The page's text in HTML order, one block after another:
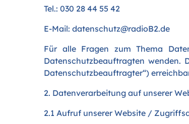
Tel.: 030 28 44 55 42
E-Mail: datenschutz@radioB2.de
Für alle Fragen zum Thema
Datenschutzbeauftragten wenden.
Datenschutzbeauftragter“)
2. Datenverarbeitung auf unserer
2.1 Aufruf unserer Website /